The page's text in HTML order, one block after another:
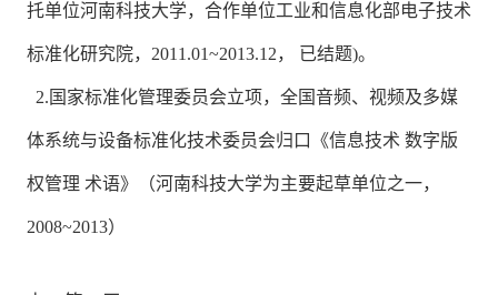
托单位河南科技大学，合作单位工业和信息化部电子技术
标准化研究院，2011.01~2013.12， 已结题)。
2.国家标准化管理委员会立项，全国音频、视频及多媒
体系统与设备标准化技术委员会归口《信息技术 数字版
权管理 术语》（河南科技大学为主要起草单位之一，
2008~2013）